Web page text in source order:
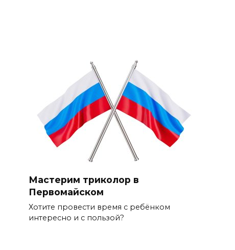
Мастерим триколор в
Первомайском
Хотите провести время с ребёнком
интересно и с пользой?